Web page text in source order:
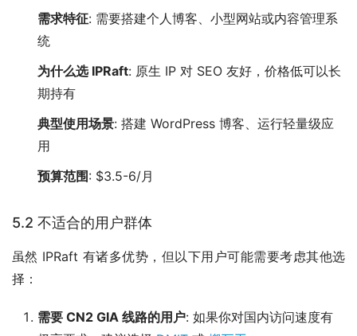
需求特征: 需要搭建个人博客、小型网站或内容管理系
统
为什么选 IPRaft: 原生 IP 对 SEO 友好，价格低可以长
期持有
典型使用场景: 搭建 WordPress 博客、运行轻量级应
用
预算范围: $3.5-6/月
5.2 不适合的用户群体
虽然 IPRaft 有诸多优势，但以下用户可能需要考虑其他选
择：
需要 CN2 GIA 线路的用户: 如果你对国内访问速度有